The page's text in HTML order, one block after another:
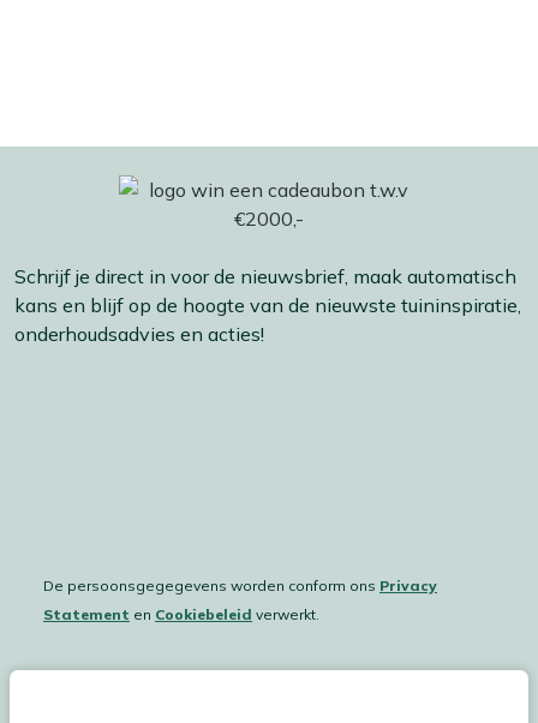
Schrijf je direct in voor de nieuwsbrief, maak automatisch
kans en blijf op de hoogte van de nieuwste tuininspiratie,
onderhoudsadvies en acties!
De persoonsgegegevens worden conform ons Privacy
Statement en Cookiebeleid verwerkt.